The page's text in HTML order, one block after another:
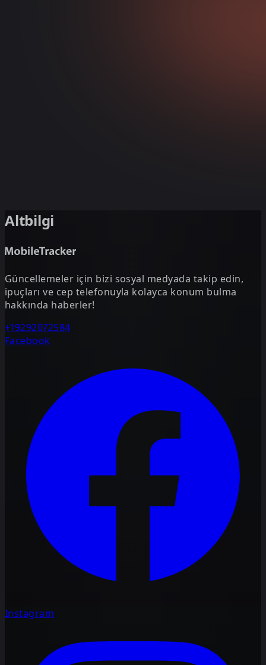
Altbilgi
Güncellemeler için bizi sosyal medyada takip edin,
ipuçları ve cep telefonuyla kolayca konum bulma
hakkında haberler!
+19292072584
Facebook
Instagram